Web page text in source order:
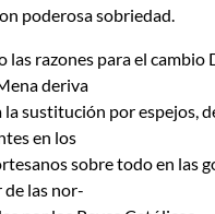
poderosa sobriedad.
las razones para el cambio
deriva
la sustitución por espejos,
en los
sobre todo en las
las nor-